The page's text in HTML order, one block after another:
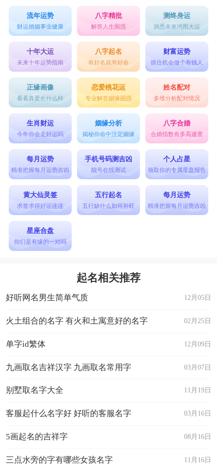
流年运势
财运婚姻事业健康
八字精批
解答人生困惑
测终身运
洞悉未来鸿图大运
十年大运
未来十年运势指南
八字起名
有好名就有好命
财富运势
抓住机会做个有钱人
正缘画像
看看真爱长什么样
恋爱桃花运
专业解答姻缘困惑
姓名配对
多维分析配对情况
生肖财运
今年你会走好运吗
姻缘分析
揭秘你命中注定姻缘
八字合婚
合婚指数有多高速查
每月运势
精准把握每月运势吉凶
手机号码测吉凶
靓号在线测试
个人占星
领取你的专属星盘报告
黄大仙灵签
求签求得好运连连
五行起名
五行缺什么如何补旺
每月运势
精准把握每月运势吉凶
星座合盘
你们是有缘的一对吗
起名相关推荐
12月05日
好听网名男生简单气质
02月25日
火土组合的名字 有火和土寓意好的名字
12月09日
单字id繁体
03月07日
九画取名吉祥汉字 九画取名常用字
11月19日
别墅取名字大全
03月16日
客服起什么名字好 好听的客服名字
08月16日
5画起名的吉祥字
11月16日
三点水旁的字有哪些女孩名字